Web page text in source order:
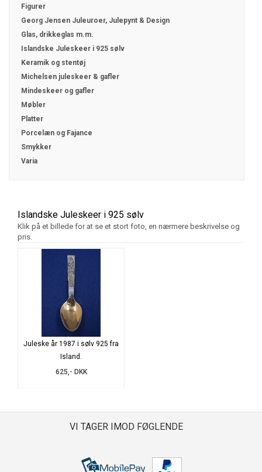
Figurer
Georg Jensen Juleuroer, Julepynt & Design
Glas, drikkeglas m.m.
Islandske Juleskeer i 925 sølv
Keramik og stentøj
Michelsen juleskeer & gafler
Mindeskeer og gafler
Møbler
Platter
Porcelæn og Fajance
Smykker
Varia
Islandske Juleskeer i 925 sølv
Klik på et billede for at se et stort foto, en nærmere beskrivelse og
pris.
Juleske år 1987 i sølv 925 fra
Island.
625,- DKK
VI TAGER IMOD FØGLENDE